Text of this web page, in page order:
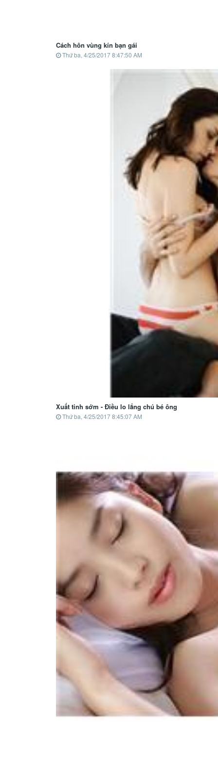
Cách hôn vùng kín bạn gái
Thứ ba, 4/25/2017 8:47:50 AM
Xuất tinh sớm - Điều lo lắng chú bé ông
Thứ ba, 4/25/2017 8:45:07 AM